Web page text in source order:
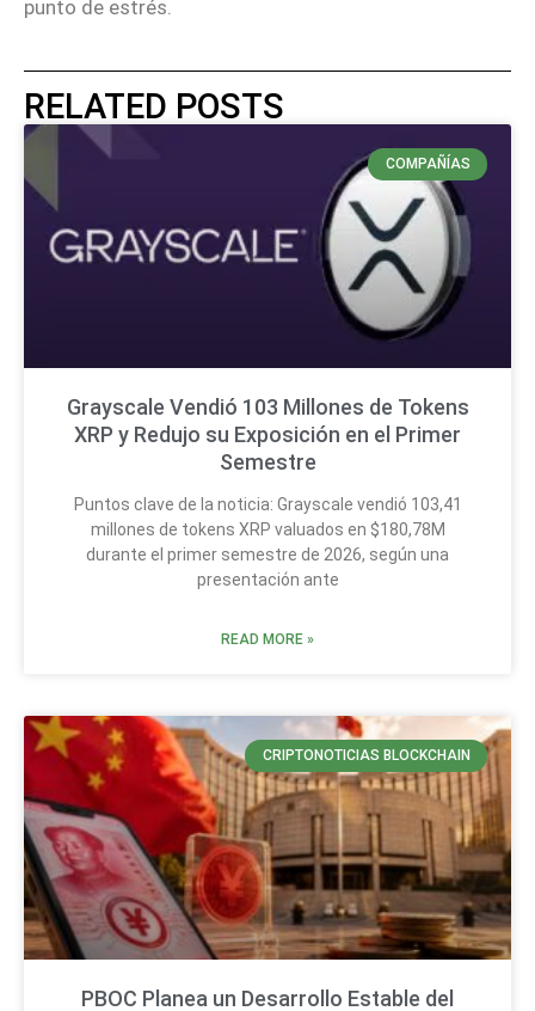
punto de estrés.
RELATED POSTS
COMPAÑÍAS
Grayscale Vendió 103 Millones de Tokens
XRP y Redujo su Exposición en el Primer
Semestre
Puntos clave de la noticia: Grayscale vendió 103,41
millones de tokens XRP valuados en $180,78M
durante el primer semestre de 2026, según una
presentación ante
READ MORE »
CRIPTONOTICIAS BLOCKCHAIN
PBOC Planea un Desarrollo Estable del